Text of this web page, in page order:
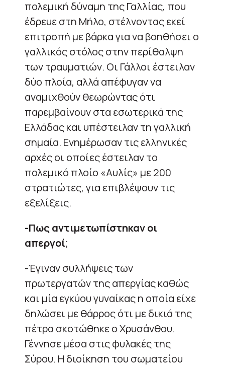
πολεμική δύναμη της Γαλλίας, που
έδρευε στη Μήλο, στέλνοντας εκεί
επιτροπή με βάρκα για να βοηθήσει ο
γαλλικός στόλος στην περίθαλψη
των τραυματιών. Οι Γάλλοι έστειλαν
δύο πλοία, αλλά απέφυγαν να
αναμιχθούν θεωρώντας ότι
παρεμβαίνουν στα εσωτερικά της
Ελλάδας και υπέστειλαν τη γαλλική
σημαία. Ενημέρωσαν τις ελληνικές
αρχές οι οποίες έστειλαν το
πολεμικό πλοίο «Αυλίς» με 200
στρατιώτες, για επιβλέψουν τις
εξελίξεις.
-Πως αντιμετωπίστηκαν οι
απεργοί;
-Έγιναν συλλήψεις των
πρωτεργατών της απεργίας καθώς
και μία εγκύου γυναίκας η οποία είχε
δηλώσει με θάρρος ότι με δικιά της
πέτρα σκοτώθηκε ο Χρυσάνθου.
Γέννησε μέσα στις φυλακές της
Σύρου. Η διοίκηση του σωματείου